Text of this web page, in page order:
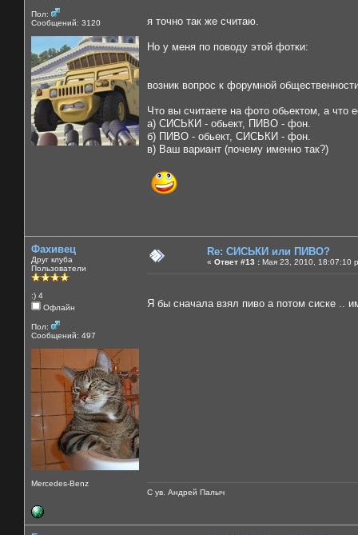
Пол:
Сообщений: 3120
я точно так же считаю.
Но у меня по поводу этой фотки:
возник вопрос к форумной
Что вы считаете на фото обьектом, а что
а) СИСЬКИ - обьект, ПИВО - фон.
б) ПИВО - обьект, СИСЬКИ - фон.
в) Ваш вариант (почему именно так?)
Фахивец
Друг клуба
Пользователи
:) 4
Офлайн
Пол:
Сообщений: 497
Mercedes-Benz
Re: СИСЬКИ или ПИВО?
« Ответ #13 : Мая 23, 2010, 18:07:10
Я бы сначала взял пиво а потом сиске ..
С ув. Андрей Палыч